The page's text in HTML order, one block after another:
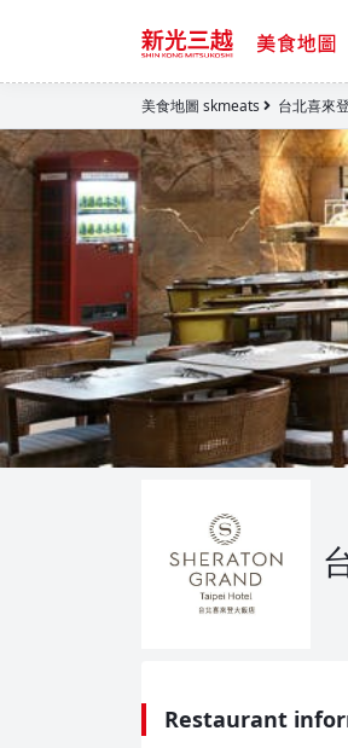
美食地圖 skmeats 台北喜來
Restaurant